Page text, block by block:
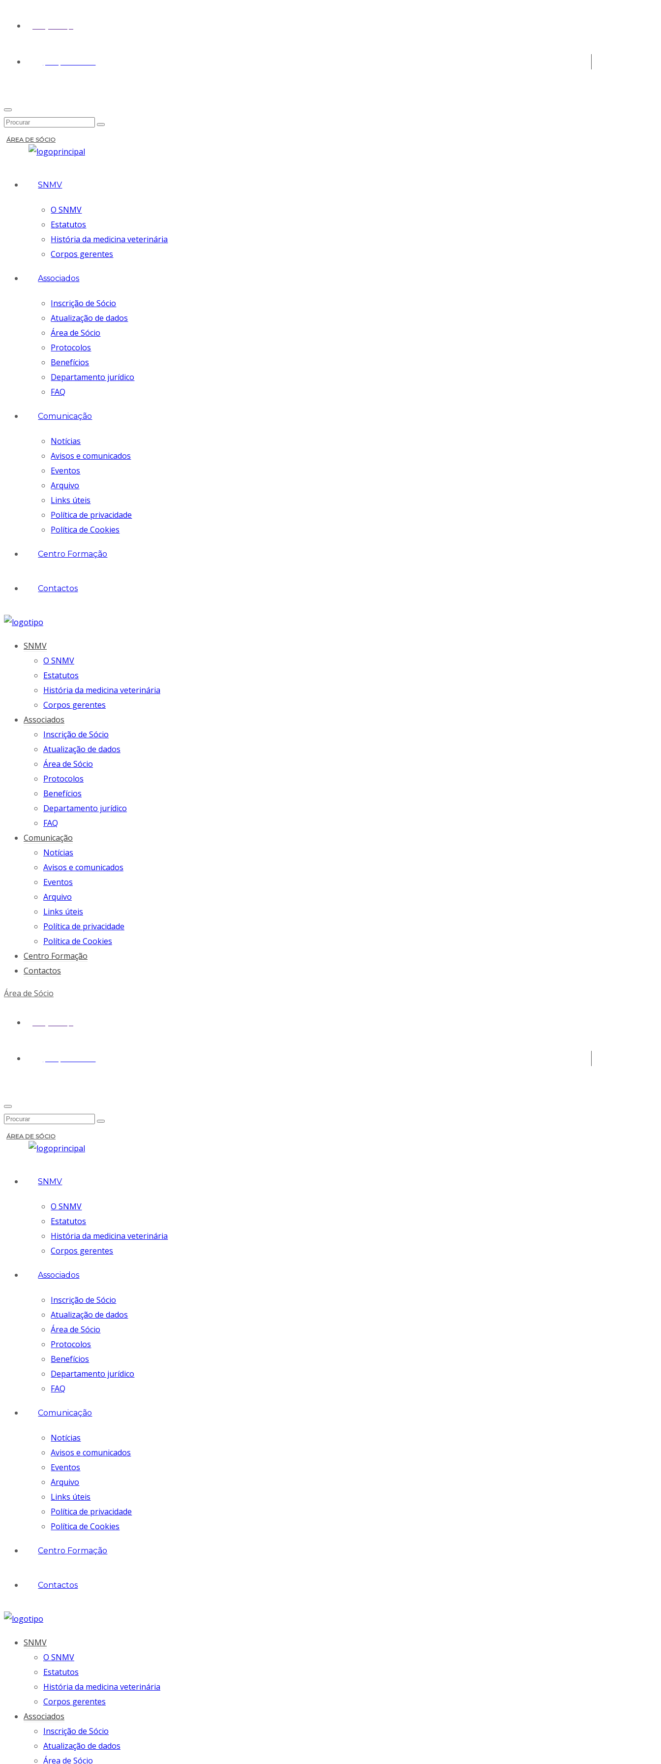
ÁREA DE SÓCIO
SNMV
O SNMV
Estatutos
História da medicina veterinária
Corpos gerentes
Associados
Inscrição de Sócio
Atualização de dados
Área de Sócio
Protocolos
Benefícios
Departamento jurídico
FAQ
Comunicação
Notícias
Avisos e comunicados
Eventos
Arquivo
Links úteis
Política de privacidade
Política de Cookies
Centro Formação
Contactos
SNMV
O SNMV
Estatutos
História da medicina veterinária
Corpos gerentes
Associados
Inscrição de Sócio
Atualização de dados
Área de Sócio
Protocolos
Benefícios
Departamento jurídico
FAQ
Comunicação
Notícias
Avisos e comunicados
Eventos
Arquivo
Links úteis
Política de privacidade
Política de Cookies
Centro Formação
Contactos
Área de Sócio
ÁREA DE SÓCIO
SNMV
O SNMV
Estatutos
História da medicina veterinária
Corpos gerentes
Associados
Inscrição de Sócio
Atualização de dados
Área de Sócio
Protocolos
Benefícios
Departamento jurídico
FAQ
Comunicação
Notícias
Avisos e comunicados
Eventos
Arquivo
Links úteis
Política de privacidade
Política de Cookies
Centro Formação
Contactos
SNMV
O SNMV
Estatutos
História da medicina veterinária
Corpos gerentes
Associados
Inscrição de Sócio
Atualização de dados
Área de Sócio